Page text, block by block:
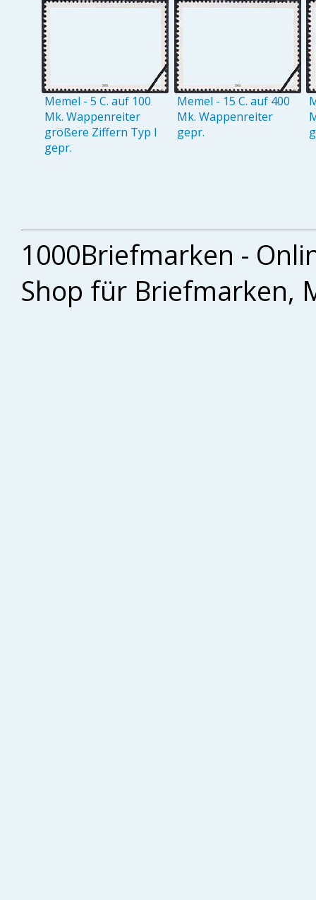
Memel - 5 C. auf 100
Mk. Wappenreiter
größere Ziffern Typ I
gepr.
Memel - 15 C. auf 400
Mk. Wappenreiter
gepr.
1000Briefmarken -
Shop für Briefmarken,